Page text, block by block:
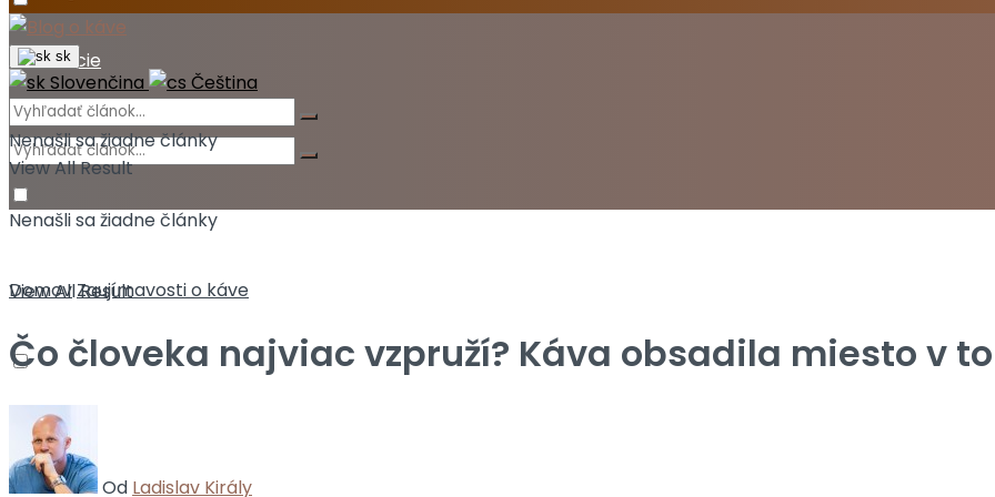
Akcie
Nenašli sa žiadne články
View All Result
sk
Slovenčina Čeština
Nenašli sa žiadne články
View All Result
Domov Zaujímavosti o káve
Čo človeka najviac vzpruží? Káva obsadila miesto v
Od Ladislav Király